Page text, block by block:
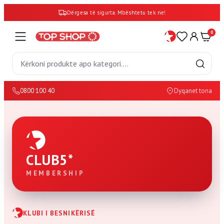
Dërgesa të sigurta. Mbështetu tek ne!
0
0800 100 40 Dyqanet tona
KLUBI I BESNIKËRISË
CLUB5*
MEMBERSHIP